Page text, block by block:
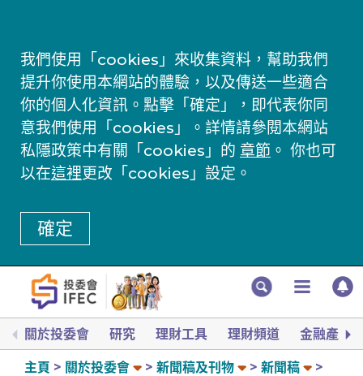
我們使用「cookies」來收集資料，幫助我們
提升你使用本網站的體驗，以及傳送一些適合
你的個人化資訊。點擊「確定」，即代表你同
意我們使用「cookies」。詳情請參閱本網站
私隱政策中有關「cookies」的 章節 。 你也可
以在這裡更改「cookies」設定。
確定
關於投委會 研究 理財工具 理財頻道 金融產品
主頁 關於投委會 新聞稿及刊物
新聞稿